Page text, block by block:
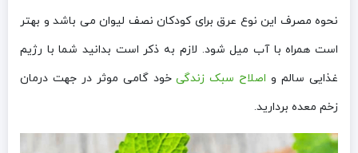
نحوه مصرف این نوع عرق برای کودکان نصف لیوان می باشد و بهتر
است همراه با آب میل شود. لازم به ذکر است بدانید شما با رژیم
غذایی سالم و اصلاح سبک زندگیخود گامی موثر در جهت درمان
زخم معده بردارید.